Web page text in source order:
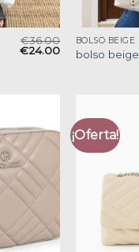
€36.00
€24.00
BOLSO BEIGE
bolso beige
¡Oferta!